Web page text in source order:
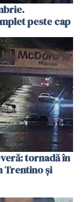
peste cap
tornadă în
Trentino și